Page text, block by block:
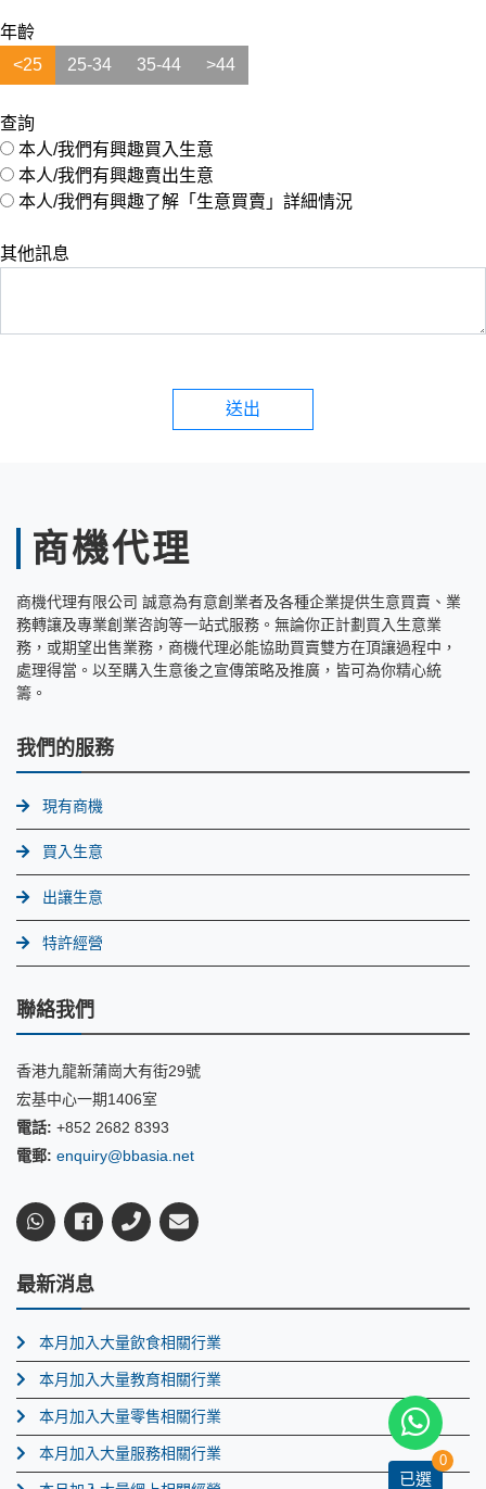
年齡
<25
25-34 35-44 >44
查詢
本人/我們有興趣買入生意
本人/我們有興趣賣出生意
本人/我們有興趣了解「生意買賣」詳細情況
其他訊息
送出
商機代理
商機代理有限公司 誠意為有意創業者及各種企業提供生意買賣、業
務轉讓及專業創業咨詢等一站式服務。無論你正計劃買入生意業
務，或期望出售業務，商機代理必能協助買賣雙方在頂讓過程中，
處理得當。以至購入生意後之宣傳策略及推廣，皆可為你精心統
籌。
我們的服務
現有商機
買入生意
出讓生意
特許經營
聯絡我們
香港九龍新蒲崗大有街29號
宏基中心一期1406室
電話: +852 2682 8393
電郵: enquiry@bbasia.net
最新消息
本月加入大量飲食相關行業
本月加入大量教育相關行業
本月加入大量零售相關行業
本月加入大量服務相關行業
已選
0